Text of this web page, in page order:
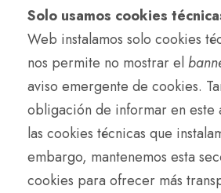
Solo usamos cookies
Web instalamos solo cookies
nos permite no mostrar el
aviso emergente de cookies.
obligación de informar en este
las cookies técnicas que
embargo, mantenemos esta
cookies para ofrecer más